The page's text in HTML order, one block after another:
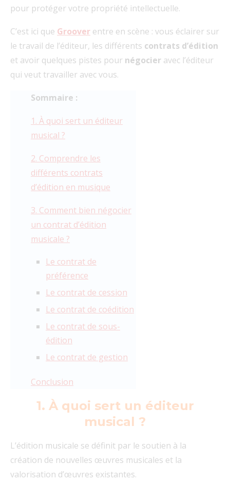
pour protéger votre propriété intellectuelle.
C’est ici que Groover entre en scène : vous éclairer sur
le travail de l’éditeur, les différents contrats d’édition
et avoir quelques pistes pour négocier avec l’éditeur
qui veut travailler avec vous.
Sommaire :
1. À quoi sert un éditeur
musical ?
2. Comprendre les
différents contrats
d’édition en musique
3. Comment bien négocier
un contrat d’édition
musicale ?
Le contrat de
préférence
Le contrat de cession
Le contrat de coédition
Le contrat de sous-
édition
Le contrat de gestion
Conclusion
1. À quoi sert un éditeur
musical ?
L’édition musicale se définit par le soutien à la
création de nouvelles œuvres musicales et la
valorisation d’œuvres existantes.